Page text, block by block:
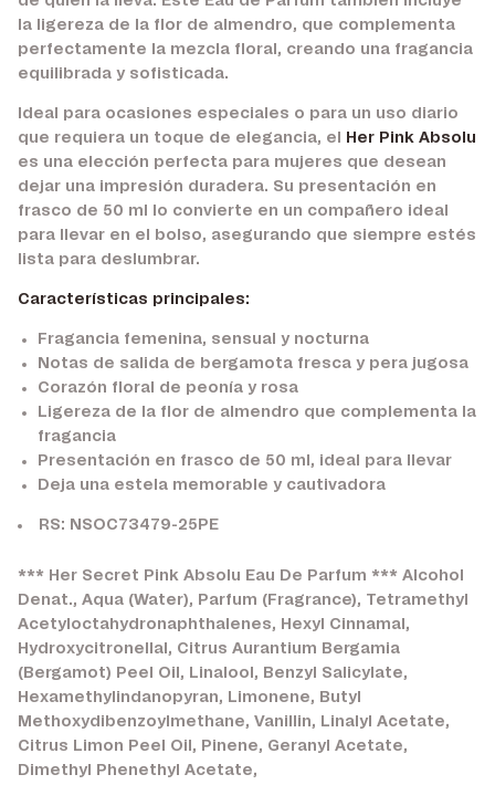
la ligereza de la flor de almendro, que complementa
perfectamente la mezcla floral, creando una fragancia
equilibrada y sofisticada.
Ideal para ocasiones especiales o para un uso diario
que requiera un toque de elegancia, el
Her Pink Absolu
es una elección perfecta para mujeres que desean
dejar una impresión duradera. Su presentación en
frasco de 50 ml lo convierte en un compañero ideal
para llevar en el bolso, asegurando que siempre estés
lista para deslumbrar.
Características principales:
Fragancia femenina, sensual y nocturna
Notas de salida de bergamota fresca y pera jugosa
Corazón floral de peonía y rosa
Ligereza de la flor de almendro que complementa la
fragancia
Presentación en frasco de 50 ml, ideal para llevar
Deja una estela memorable y cautivadora
RS: NSOC73479-25PE
*** Her Secret Pink Absolu Eau De Parfum *** Alcohol
Denat., Aqua (Water), Parfum (Fragrance), Tetramethyl
Acetyloctahydronaphthalenes, Hexyl Cinnamal,
Hydroxycitronellal, Citrus Aurantium Bergamia
(Bergamot) Peel Oil, Linalool, Benzyl Salicylate,
Hexamethylindanopyran, Limonene, Butyl
Methoxydibenzoylmethane, Vanillin, Linalyl Acetate,
Citrus Limon Peel Oil, Pinene, Geranyl Acetate,
Dimethyl Phenethyl Acetate,